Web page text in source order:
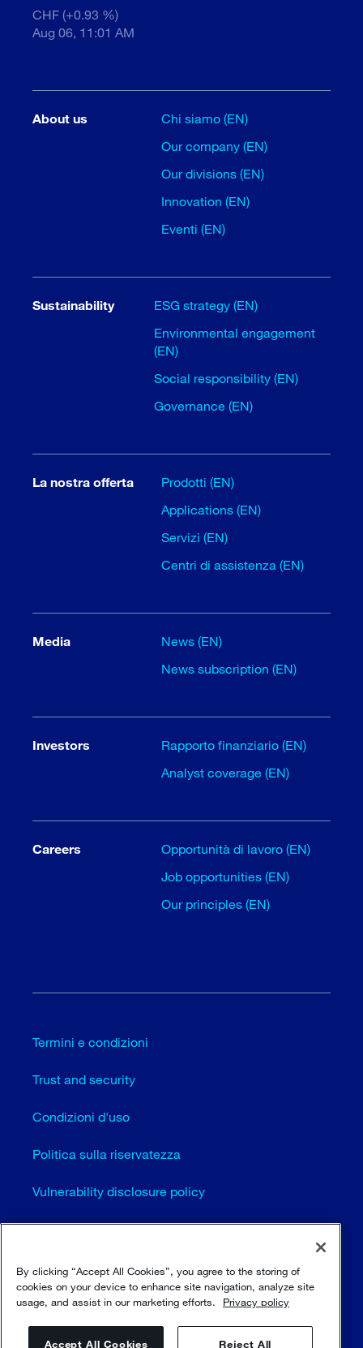
CHF (+0.93 %)
Aug 06, 11:01 AM
About us
Chi siamo (EN)
Our company (EN)
Our divisions (EN)
Innovation (EN)
Eventi (EN)
Sustainability
ESG strategy (EN)
Environmental engagement
(EN)
Social responsibility (EN)
Governance (EN)
La nostra offerta
Prodotti (EN)
Applications (EN)
Servizi (EN)
Centri di assistenza (EN)
Media
News (EN)
News subscription (EN)
Investors
Rapporto finanziario (EN)
Analyst coverage (EN)
Careers
Opportunità di lavoro (EN)
Job opportunities (EN)
Our principles (EN)
Termini e condizioni
Trust and security
Condizioni d'uso
Politica sulla riservatezza
Vulnerability disclosure policy
Cookie settings (EN)
Mappa del sito
© Sulzer Ltd 1996 - 2025
By clicking “Accept All Cookies”, you agree to the storing of
cookies on your device to enhance site navigation, analyze site
usage, and assist in our marketing efforts.
Privacy policy
Accept All Cookies Reject All